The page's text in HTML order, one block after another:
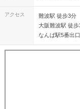
アクセス
難波駅 徒歩3分
大阪難波駅 徒歩
なんば駅5番出